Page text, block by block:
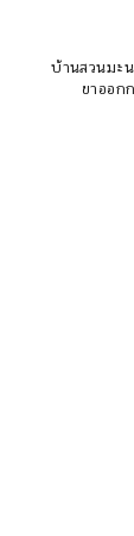
บ้านสวนมะ
ขาออก